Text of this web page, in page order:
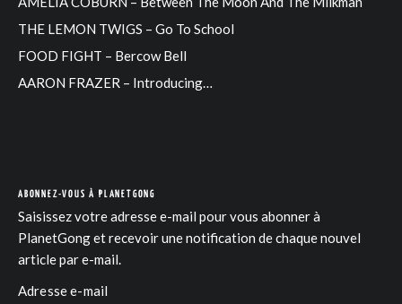
THE LEMON TWIGS – Go To School
FOOD FIGHT – Bercow Bell
AARON FRAZER – Introducing…
ABONNEZ-VOUS À PLANETGONG
Saisissez votre adresse e-mail pour vous abonner à
PlanetGong et recevoir une notification de chaque nouvel
article par e-mail.